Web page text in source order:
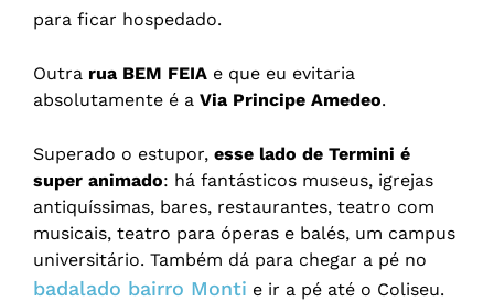
para ficar hospedado.
Outra rua BEM FEIA e que eu evitaria
absolutamente é a Via Principe Amedeo.
Superado o estupor, esse lado de Termini é
super animado: há fantásticos museus, igrejas
antiquíssimas, bares, restaurantes, teatro com
musicais, teatro para óperas e balés, um campus
universitário. Também dá para chegar a pé no
badalado bairro Monti e ir a pé até o Coliseu.